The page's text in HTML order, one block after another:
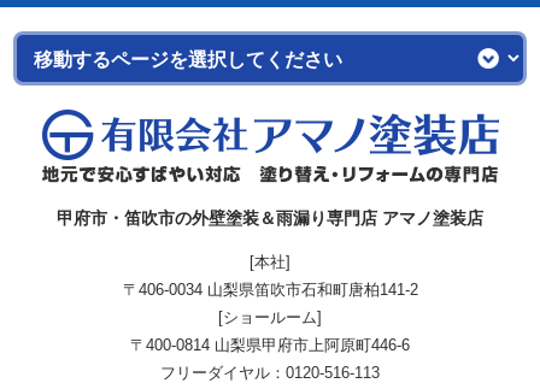
甲府市・笛吹市の外壁塗装＆雨漏り専門店 アマノ塗装店
[本社]
〒406-0034 山梨県笛吹市石和町唐柏141-2
[ショールーム]
〒400-0814 山梨県甲府市上阿原町446-6
フリーダイヤル： 0120-516-113